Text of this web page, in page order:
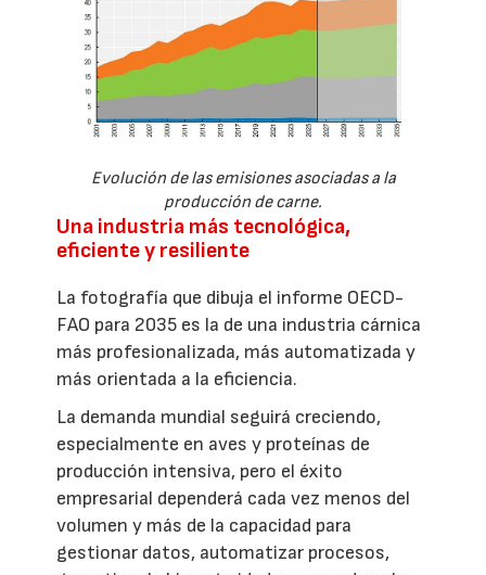
Evolución de las emisiones asociadas a la
producción de carne.
Una industria más tecnológica,
eficiente y resiliente
La fotografía que dibuja el informe OECD-
FAO para 2035 es la de una industria cárnica
más profesionalizada, más automatizada y
más orientada a la eficiencia.
La demanda mundial seguirá creciendo,
especialmente en aves y proteínas de
producción intensiva, pero el éxito
empresarial dependerá cada vez menos del
volumen y más de la capacidad para
gestionar datos, automatizar procesos,